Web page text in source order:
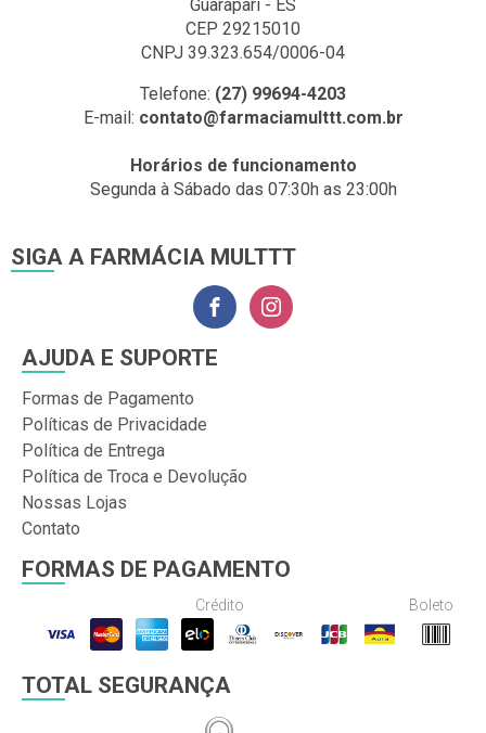
Guarapari - ES
CEP 29215010
CNPJ 39.323.654/0006-04
Telefone: (27) 99694-4203
E-mail: contato@farmaciamulttt.com.br
Horários de funcionamento
Segunda à Sábado das 07:30h as 23:00h
SIGA A FARMÁCIA MULTTT
AJUDA E SUPORTE
Formas de Pagamento
Políticas de Privacidade
Política de Entrega
Política de Troca e Devolução
Nossas Lojas
Contato
FORMAS DE PAGAMENTO
Crédito Boleto
TOTAL SEGURANÇA